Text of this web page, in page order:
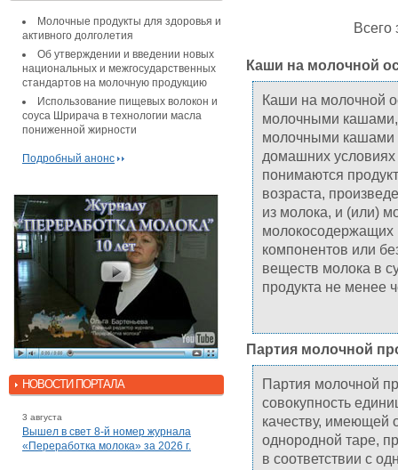
Молочные продукты для здоровья и
активного долголетия
Об утверждении и введении новых
национальных и межгосударственных
стандартов на молочную продукцию
Использование пищевых волокон и
соуса Шрирача в технологии масла
пониженной жирности
Подробный анонс
НОВОСТИ ПОРТАЛА
3 августа
Вышел в свет 8-й номер журнала
«Переработка молока» за 2026 г.
Всего
Каши на молочной
Каши на молочной
молочными кашами,
молочными кашами
домашних условиях
понимаются
возраста,
из молока, и (или)
молокосодержащих
компонентов или
веществ молока в
продукта не менее
Партия молочной
Партия молочной
совокупность
качеству, имеющей
однородной таре,
в соответствии с